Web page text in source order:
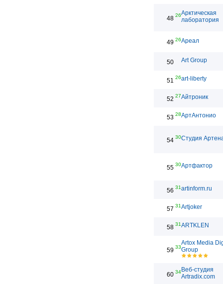
48 26Арктическая
лаборатория
49 26Ареал
50 Art Group
51 26art-liberty
52 27Айтроник
53 28АртАнтонио
54 30Студия
55 30Артфактор
56 31artinform.ru
57 31Artjoker
58 31ARTKLEN
59 33
Artox Media
Group
60 34Веб-студия
Artradix.com